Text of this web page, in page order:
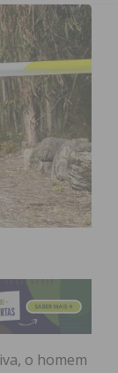
o homem